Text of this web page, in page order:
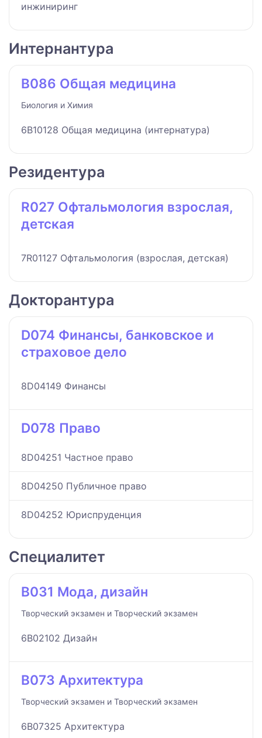
инжиниринг
Интернантура
B086 Общая медицина
Биология и Химия
6B10128 Общая медицина (интернатура)
Резидентура
R027 Офтальмология взрослая,
детская
7R01127 Офтальмология (взрослая, детская)
Докторантура
D074 Финансы, банковское и
страховое дело
8D04149 Финансы
D078 Право
8D04251 Частное право
8D04250 Публичное право
8D04252 Юриспруденция
Специалитет
B031 Мода, дизайн
Творческий экзамен и Творческий экзамен
6B02102 Дизайн
B073 Архитектура
Творческий экзамен и Творческий экзамен
6B07325 Архитектура